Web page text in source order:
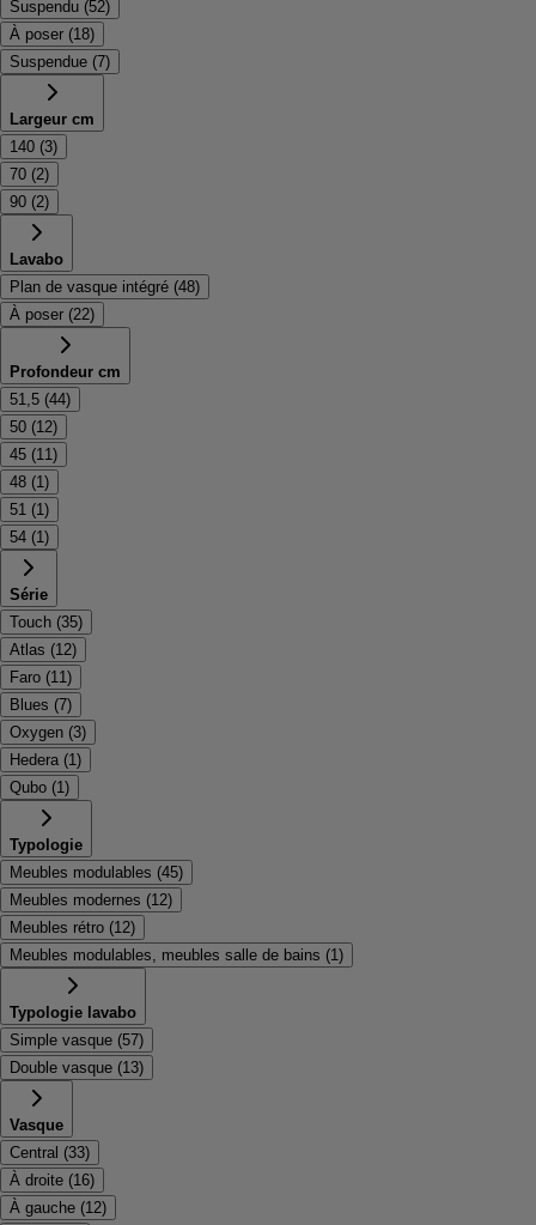
Suspendu (52)
À poser (18)
Suspendue (7)
Largeur cm
140 (3)
70 (2)
90 (2)
Lavabo
Plan de vasque intégré (48)
À poser (22)
Profondeur cm
51,5 (44)
50 (12)
45 (11)
48 (1)
51 (1)
54 (1)
Série
Touch (35)
Atlas (12)
Faro (11)
Blues (7)
Oxygen (3)
Hedera (1)
Qubo (1)
Typologie
Meubles modulables (45)
Meubles modernes (12)
Meubles rétro (12)
Meubles modulables, meubles salle de bains (1)
Typologie lavabo
Simple vasque (57)
Double vasque (13)
Vasque
Central (33)
À droite (16)
À gauche (12)